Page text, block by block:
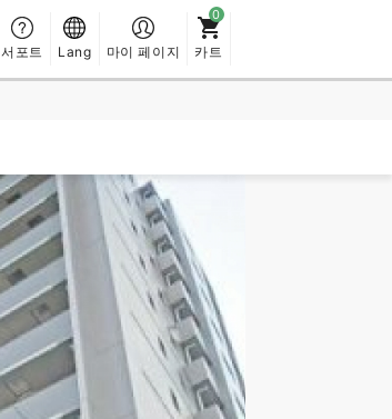
서포트 Lang 마이 페이지 카트